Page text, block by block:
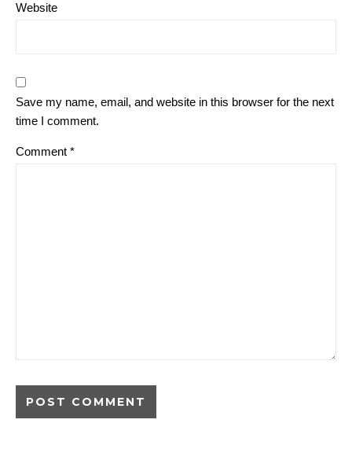
Website
Save my name, email, and website in this browser for the next
time I comment.
Comment *